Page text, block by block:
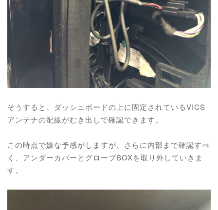
そうすると、ダッシュボードの上に固定されているVICS
アンテナの配線がむき出しで確認できます。
この時点で嫌な予感がしますが、さらに内部まで確認すべ
く、アンダーカバーとグローブBOXを取り外していきま
す。